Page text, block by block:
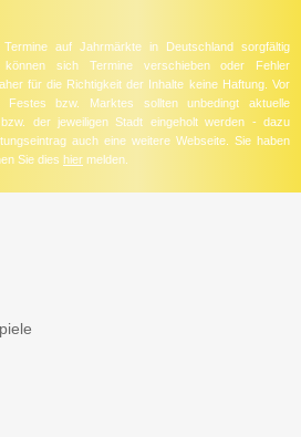
auf Jahrmärkte in Deutschland sorgfältig
können sich Termine verschieben oder Fehler
für die Richtigkeit der Inhalte keine Haftung. Vor
Festes bzw. Marktes sollten unbedingt aktuelle
der jeweiligen Stadt eingeholt werden - dazu
auch eine weitere Webseite. Sie haben
Sie dies hier melden.